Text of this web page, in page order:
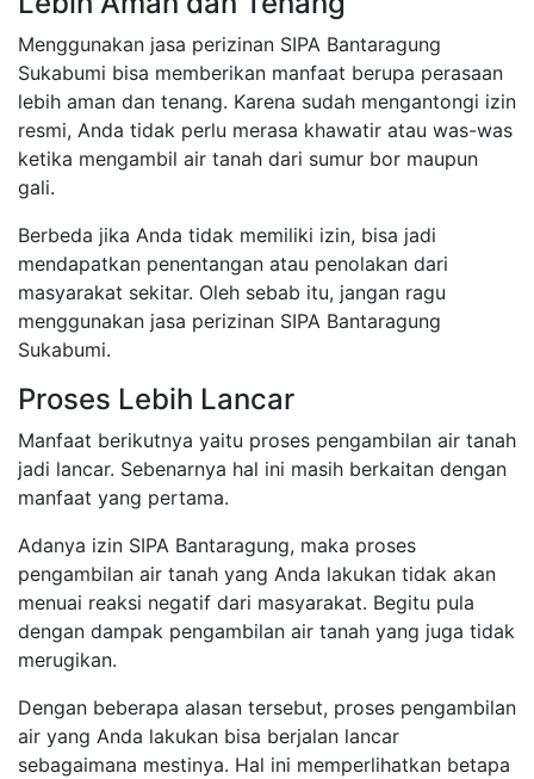
Menggunakan jasa perizinan SIPA Bantaragung
Sukabumi bisa memberikan manfaat berupa perasaan
lebih aman dan tenang. Karena sudah mengantongi izin
resmi, Anda tidak perlu merasa khawatir atau was-was
ketika mengambil air tanah dari sumur bor maupun
gali.
Berbeda jika Anda tidak memiliki izin, bisa jadi
mendapatkan penentangan atau penolakan dari
masyarakat sekitar. Oleh sebab itu, jangan ragu
menggunakan jasa perizinan SIPA Bantaragung
Sukabumi.
Proses Lebih Lancar
Manfaat berikutnya yaitu proses pengambilan air tanah
jadi lancar. Sebenarnya hal ini masih berkaitan dengan
manfaat yang pertama.
Adanya izin SIPA Bantaragung, maka proses
pengambilan air tanah yang Anda lakukan tidak akan
menuai reaksi negatif dari masyarakat. Begitu pula
dengan dampak pengambilan air tanah yang juga tidak
merugikan.
Dengan beberapa alasan tersebut, proses pengambilan
air yang Anda lakukan bisa berjalan lancar
sebagaimana mestinya. Hal ini memperlihatkan betapa